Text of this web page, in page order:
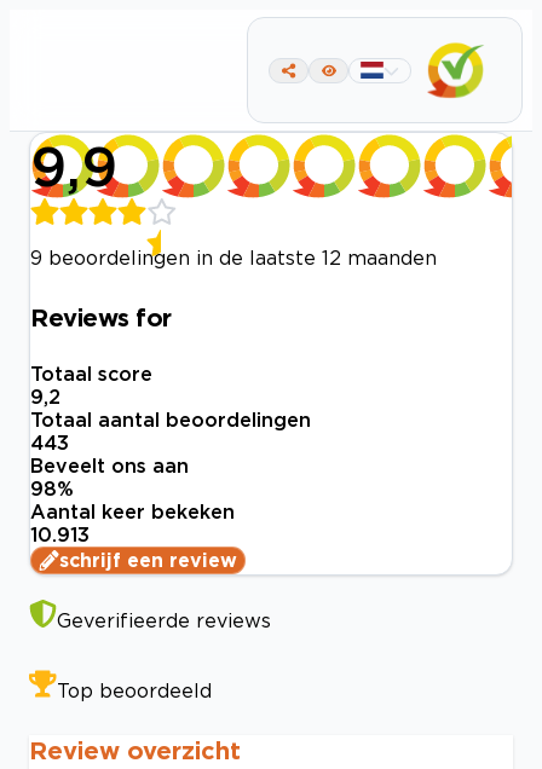
9,9
9 beoordelingen in de laatste 12 maanden
Reviews for
Totaal score
9,2
Totaal aantal beoordelingen
443
Beveelt ons aan
98%
Aantal keer bekeken
10.913
schrijf een review
Geverifieerde reviews
Top beoordeeld
Review overzicht